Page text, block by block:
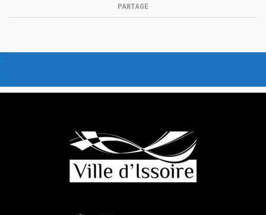
PARTAGE